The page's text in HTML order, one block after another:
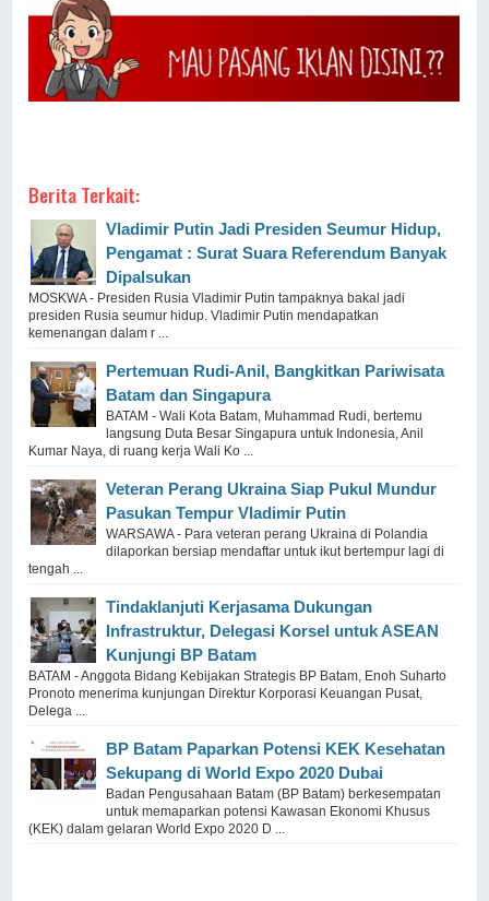
Berita Terkait:
Vladimir Putin Jadi Presiden Seumur Hidup,
Pengamat : Surat Suara Referendum Banyak
Dipalsukan
MOSKWA - Presiden Rusia Vladimir Putin tampaknya bakal jadi
presiden Rusia seumur hidup. Vladimir Putin mendapatkan
kemenangan dalam r ...
Pertemuan Rudi-Anil, Bangkitkan Pariwisata
Batam dan Singapura
BATAM - Wali Kota Batam, Muhammad Rudi, bertemu
langsung Duta Besar Singapura untuk Indonesia, Anil
Kumar Naya, di ruang kerja Wali Ko ...
Veteran Perang Ukraina Siap Pukul Mundur
Pasukan Tempur Vladimir Putin
WARSAWA - Para veteran perang Ukraina di Polandia
dilaporkan bersiap mendaftar untuk ikut bertempur lagi di
tengah ...
Tindaklanjuti Kerjasama Dukungan
Infrastruktur, Delegasi Korsel untuk ASEAN
Kunjungi BP Batam
BATAM - Anggota Bidang Kebijakan Strategis BP Batam, Enoh Suharto
Pronoto menerima kunjungan Direktur Korporasi Keuangan Pusat,
Delega ...
BP Batam Paparkan Potensi KEK Kesehatan
Sekupang di World Expo 2020 Dubai
Badan Pengusahaan Batam (BP Batam) berkesempatan
untuk memaparkan potensi Kawasan Ekonomi Khusus
(KEK) dalam gelaran World Expo 2020 D ...